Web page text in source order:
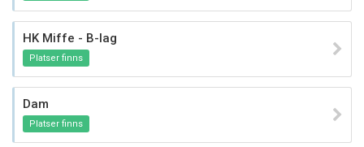
HK Miffe - B-lag
Platser finns
Dam
Platser finns